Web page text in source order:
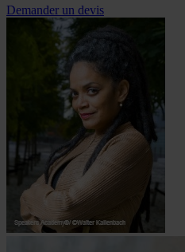
Demander un devis